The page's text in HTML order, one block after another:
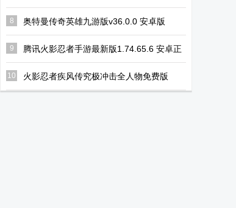
新版
8 奥特曼传奇英雄九游版v36.0.0 安卓版
9
腾讯火影忍者手游最新版1.74.65.6 安卓正
版
10
火影忍者疾风传究极冲击全人物免费版
2023.10.24.11 安卓版